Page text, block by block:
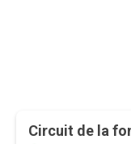
Circuit de la